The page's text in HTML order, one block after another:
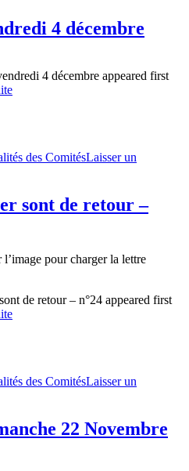
4 décembre
4 décembre appeared first
des ComitésLaisser un
sont de retour –
pour charger la lettre
de retour – n°24 appeared first
des ComitésLaisser un
22 Novembre